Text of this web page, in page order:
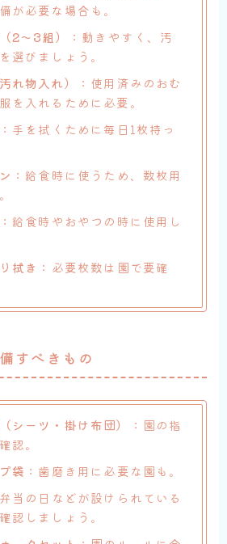
が必要な場合も。
2～3組）
：動きやすく、汚
選びましょう。
れ物入れ）
：使用済みのおむ
を入れるために必要。
：手を拭くために毎日1枚持っ
：給食時に使うため、数枚用
：給食時やおやつの時に使用し
拭き ：必要枚数は園で要確
すべきもの
シーツ・掛け布団）
：園の指
認。
袋 ：歯磨き用に必要な園も。
当の日などが設けられている
認しましょう。